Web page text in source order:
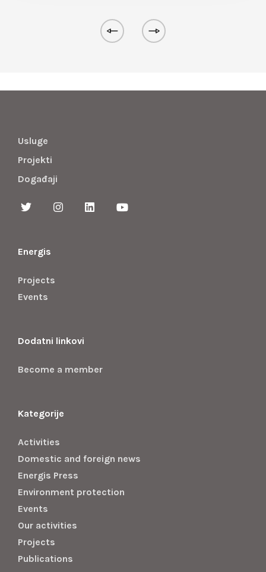
Usluge
Projekti
Događaji
Energis
Projects
Events
Dodatni linkovi
Become a member
Kategorije
Activities
Domestic and foreign news
Energis Press
Environment protection
Events
Our activities
Projects
Publications